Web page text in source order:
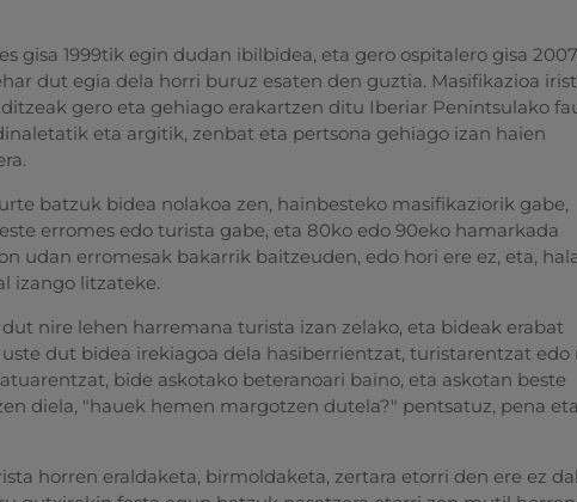
gisa 1999tik egin dudan ibilbidea, eta gero ospitalero gisa
dut egia dela horri buruz esaten den guztia. Masifikazioa
gero eta gehiago erakartzen ditu Iberiar Penintsulako
eta argitik, zenbat eta pertsona gehiago izan haien
batzuk bidea nolakoa zen, hainbesteko masifikaziorik gabe,
erromes edo turista gabe, eta 80ko edo 90eko hamarkada
udan erromesak bakarrik baitzeuden, edo hori ere ez, eta,
izango litzateke.
nire lehen harremana turista izan zelako, eta bideak erabat
dut bidea irekiagoa dela hasiberrientzat, turistarentzat edo
bide askotako beteranoari baino, eta askotan beste
diela, "hauek hemen margotzen dutela?" pentsatuz, pena eta
horren eraldaketa, birmoldaketa, zertara etorri den ere ez